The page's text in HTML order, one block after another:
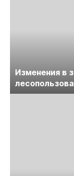
Изменения в
обсудят на